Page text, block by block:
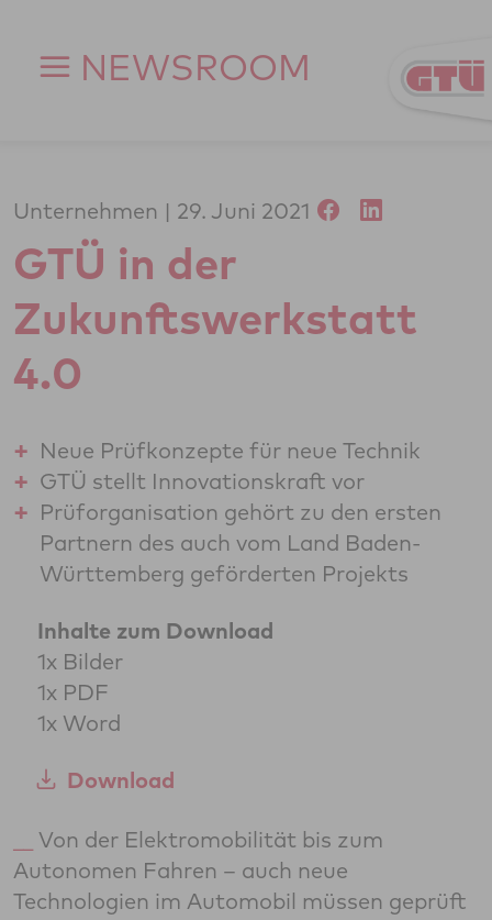
NEWSROOM
Unternehmen 29. Juni 2021
GTÜ in der
Zukunftswerkstatt
4.0
Neue Prüfkonzepte für neue Technik
GTÜ stellt Innovationskraft vor
Prüforganisation gehört zu den ersten
Partnern des auch vom Land Baden-
Württemberg geförderten Projekts
Inhalte zum Download
1x Bilder
1x PDF
1x Word
Download
Von der Elektromobilität bis zum
Autonomen Fahren – auch neue
Technologien im Automobil müssen geprüft